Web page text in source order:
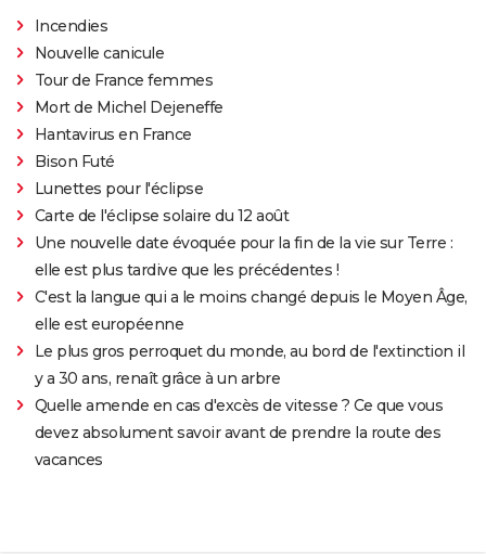
Incendies
Nouvelle canicule
Tour de France femmes
Mort de Michel Dejeneffe
Hantavirus en France
Bison Futé
Lunettes pour l'éclipse
Carte de l'éclipse solaire du 12 août
Une nouvelle date évoquée pour la fin de la vie sur Terre :
elle est plus tardive que les précédentes !
C'est la langue qui a le moins changé depuis le Moyen Âge,
elle est européenne
Le plus gros perroquet du monde, au bord de l'extinction il
y a 30 ans, renaît grâce à un arbre
Quelle amende en cas d'excès de vitesse ? Ce que vous
devez absolument savoir avant de prendre la route des
vacances